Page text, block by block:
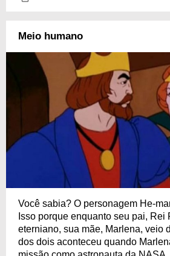
Meio humano
Você sabia? O personagem He-
Isso porque enquanto seu pai, Rei
eterniano, sua mãe, Marlena, veio
dos dois aconteceu quando